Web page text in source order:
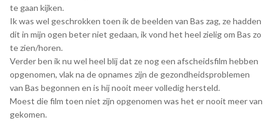
te gaan kijken.
Ik was wel geschrokken toen ik de beelden van Bas zag, ze hadden
dit in mijn ogen beter niet gedaan, ik vond het heel zielig om Bas zo
te zien/horen.
Verder ben ik nu wel heel blij dat ze nog een afscheidsfilm hebben
opgenomen, vlak na de opnames zijn de gezondheidsproblemen
van Bas begonnen en is hij nooit meer volledig hersteld.
Moest die film toen niet zijn opgenomen was het er nooit meer van
gekomen.